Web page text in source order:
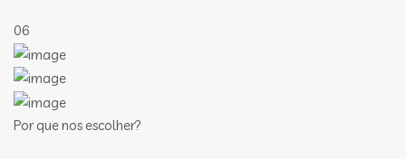
06
Por que nos escolher?